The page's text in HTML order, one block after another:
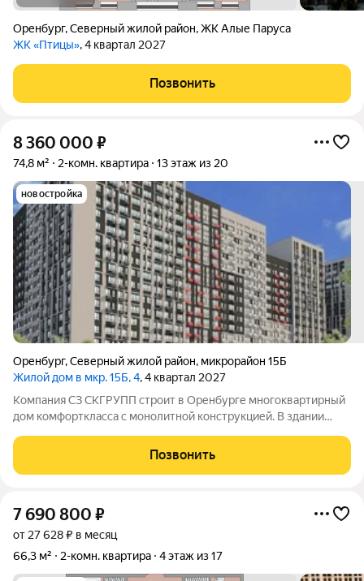
Оренбург,Северный жилой район,ЖК Алые Паруса
ЖК «Птицы», 4 квартал 2027
Позвонить
8 360 000 ₽
74,8 м² 2-комн. квартира 13 этаж из 20
новостройка
Оренбург,Северный жилой район, микрорайон 15Б
Жилой дом в мкр. 15Б, 4, 4 квартал 2027
Компания СЗ СКГРУПП строит в Оренбурге многоквартирный
дом комфорткласса с монолитной конструкцией. В здании
38однокомнатных, 127двухкомнатных и 19трёхкомнатных.
Суммарная площадь жилых
Позвонить
7 690 800 ₽
от 27 628 ₽ в месяц
66,3 м²
2-комн. квартира 4 этаж из 17